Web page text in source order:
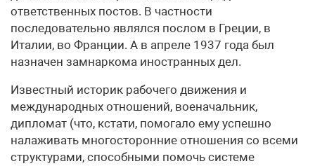
ответственных постов. В частности
последовательно являлся послом в Греции, в
Италии, во Франции. А в апреле 1937 года был
назначен замнаркома иностранных дел.
Известный историк рабочего движения и
международных отношений, военачальник,
дипломат (что, кстати, помогало ему успешно
налаживать многосторонние отношения со всеми
структурами, способными помочь системе